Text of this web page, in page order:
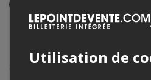
7 février 2026
19h00 – 22h30 / Entrée: 18h00
Séminaire Saint-Joseph
858 rue Laviolette, Trois-Rivières
Utilisation de